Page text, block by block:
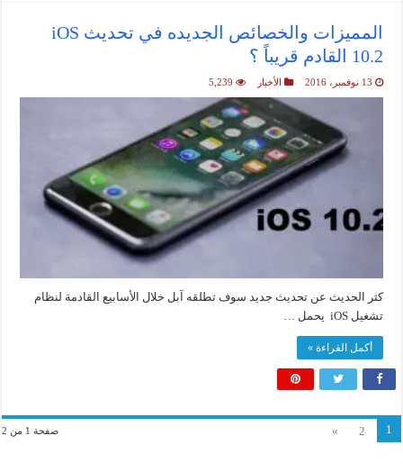
المميزات والخصائص الجديده في تحديث iOS
10.2 القادم قريباً ؟
13 نوفمبر، 2016 الأخبار 5,239
كثر الحديث عن تحديث جديد سوف تطلقه آبل خلال الأسابيع القادمة لنظام
تشغيل iOS يحمل …
أكمل القراءة »
صفحة 1 من 2 1
2
»